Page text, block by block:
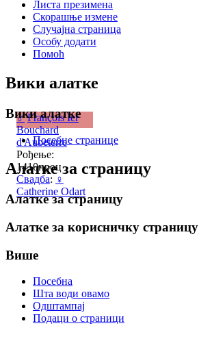
♂ François Ier
Bouchard
d'Aubeterre
Рођење:
1410проц
Свадба: ♀
Catherine Odart
Листа презимена
Скорашње измене
Случајна страница
Особу додати
Помоћ
Вики алатке
Вики алатке
Посебне странице
Алатке за страницу
Алатке за страницу
Алатке за корисничку страницу
Више
Посебна
Шта води овамо
Одштампај
Подаци о страници